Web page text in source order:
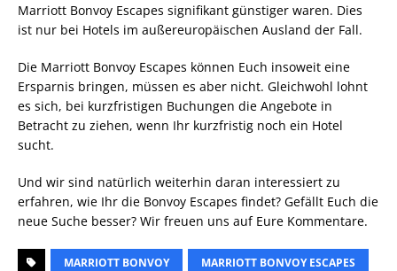
Marriott Bonvoy Escapes signifikant günstiger waren. Dies
ist nur bei Hotels im außereuropäischen Ausland der Fall.
Die Marriott Bonvoy Escapes können Euch insoweit eine
Ersparnis bringen, müssen es aber nicht. Gleichwohl lohnt
es sich, bei kurzfristigen Buchungen die Angebote in
Betracht zu ziehen, wenn Ihr kurzfristig noch ein Hotel
sucht.
Und wir sind natürlich weiterhin daran interessiert zu
erfahren, wie Ihr die Bonvoy Escapes findet? Gefällt Euch die
neue Suche besser? Wir freuen uns auf Eure Kommentare.
MARRIOTT BONVOY MARRIOTT BONVOY ESCAPES